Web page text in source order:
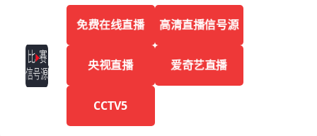
免费在线直播 高清直播信号源
央视直播 爱奇艺直播
CCTV5